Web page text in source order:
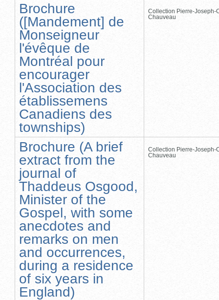
Brochure
([Mandement] de
Monseigneur
l'évêque de
Montréal pour
encourager
l'Association des
établissemens
Canadiens des
townships)
Collection Pierre-Joseph-
Chauveau
Brochure (A brief
extract from the
journal of
Thaddeus Osgood,
Minister of the
Gospel, with some
anecdotes and
remarks on men
and occurrences,
during a residence
of six years in
England)
Collection Pierre-Joseph-
Chauveau